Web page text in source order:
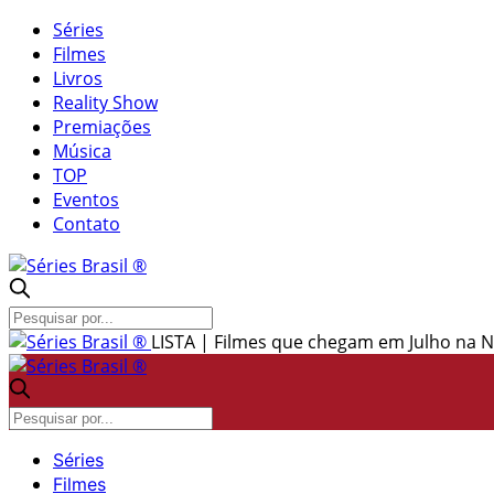
Séries
Filmes
Livros
Reality Show
Premiações
Música
TOP
Eventos
Contato
LISTA | Filmes que chegam em Julho na
Séries
Filmes